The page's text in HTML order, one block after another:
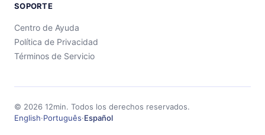
SOPORTE
Centro de Ayuda
Política de Privacidad
Términos de Servicio
© 2026 12min. Todos los derechos reservados.
English·Português·Español